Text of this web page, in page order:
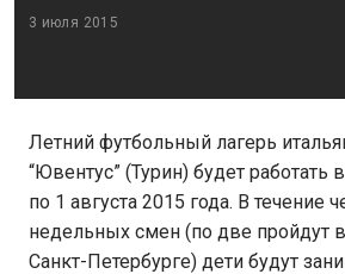
3 июля 2015
Летний футбольный лагерь
“Ювентус” (Турин) будет работать
по 1 августа 2015 года. В течение
недельных смен (по две пройдут
Санкт-Петербурге) дети будут